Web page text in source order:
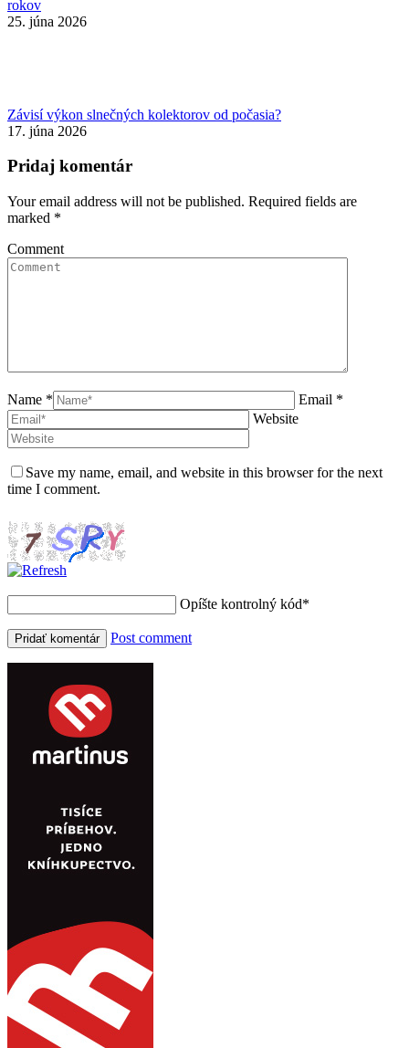
rokov
25. júna 2026
Závisí výkon slnečných kolektorov od počasia?
17. júna 2026
Pridaj komentár
Your email address will not be published. Required fields are
marked *
Comment
Name *
Email *
Website
Save my name, email, and website in this browser for the next
time I comment.
Opíšte kontrolný kód*
Post comment